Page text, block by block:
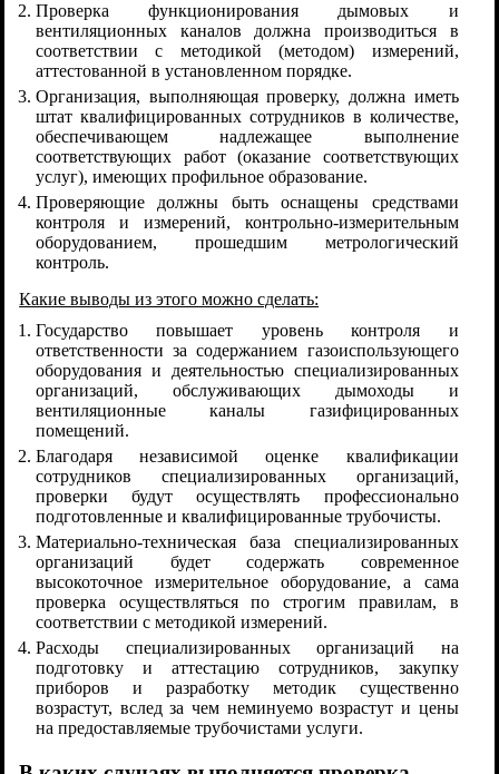
Проверка функционирования дымовых и
вентиляционных каналов должна производиться в
соответствии с методикой (методом) измерений,
аттестованной в установленном порядке.
Организация, выполняющая проверку, должна иметь
штат квалифицированных сотрудников в количестве,
обеспечивающем надлежащее выполнение
соответствующих работ (оказание соответствующих
услуг), имеющих профильное образование.
Проверяющие должны быть оснащены средствами
контроля и измерений, контрольно-измерительным
оборудованием, прошедшим метрологический
контроль.
Какие выводы из этого можно сделать:
Государство повышает уровень контроля и
ответственности за содержанием газоиспользующего
оборудования и деятельностью специализированных
организаций, обслуживающих дымоходы и
вентиляционные каналы газифицированных
помещений.
Благодаря независимой оценке квалификации
сотрудников специализированных организаций,
проверки будут осуществлять профессионально
подготовленные и квалифицированные трубочисты.
Материально-техническая база специализированных
организаций будет содержать современное
высокоточное измерительное оборудование, а сама
проверка осуществляться по строгим правилам, в
соответствии с методикой измерений.
Расходы специализированных организаций на
подготовку и аттестацию сотрудников, закупку
приборов и разработку методик существенно
возрастут, вслед за чем неминуемо возрастут и цены
на предоставляемые трубочистами услуги.